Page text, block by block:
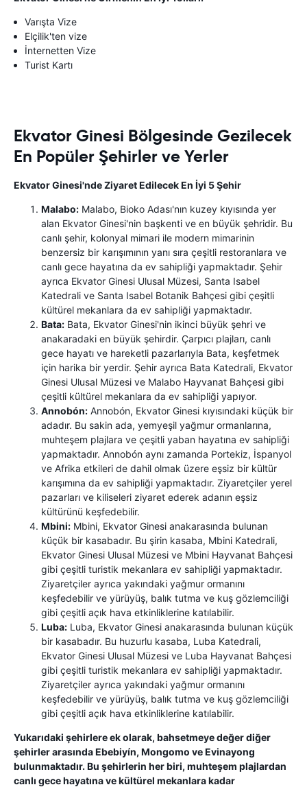
Varışta Vize
Elçilik'ten vize
İnternetten Vize
Turist Kartı
Ekvator Ginesi Bölgesinde Gezilecek
En Popüler Şehirler ve Yerler
Ekvator Ginesi'nde Ziyaret Edilecek En İyi 5 Şehir
Malabo: Malabo, Bioko Adası'nın kuzey kıyısında yer
alan Ekvator Ginesi'nin başkenti ve en büyük şehridir. Bu
canlı şehir, kolonyal mimari ile modern mimarinin
benzersiz bir karışımının yanı sıra çeşitli restoranlara ve
canlı gece hayatına da ev sahipliği yapmaktadır. Şehir
ayrıca Ekvator Ginesi Ulusal Müzesi, Santa Isabel
Katedrali ve Santa Isabel Botanik Bahçesi gibi çeşitli
kültürel mekanlara da ev sahipliği yapmaktadır.
Bata: Bata, Ekvator Ginesi'nin ikinci büyük şehri ve
anakaradaki en büyük şehirdir. Çarpıcı plajları, canlı
gece hayatı ve hareketli pazarlarıyla Bata, keşfetmek
için harika bir yerdir. Şehir ayrıca Bata Katedrali, Ekvator
Ginesi Ulusal Müzesi ve Malabo Hayvanat Bahçesi gibi
çeşitli kültürel mekanlara da ev sahipliği yapıyor.
Annobón: Annobón, Ekvator Ginesi kıyısındaki küçük bir
adadır. Bu sakin ada, yemyeşil yağmur ormanlarına,
muhteşem plajlara ve çeşitli yaban hayatına ev sahipliği
yapmaktadır. Annobón aynı zamanda Portekiz, İspanyol
ve Afrika etkileri de dahil olmak üzere eşsiz bir kültür
karışımına da ev sahipliği yapmaktadır. Ziyaretçiler yerel
pazarları ve kiliseleri ziyaret ederek adanın eşsiz
kültürünü keşfedebilir.
Mbini: Mbini, Ekvator Ginesi anakarasında bulunan
küçük bir kasabadır. Bu şirin kasaba, Mbini Katedrali,
Ekvator Ginesi Ulusal Müzesi ve Mbini Hayvanat Bahçesi
gibi çeşitli turistik mekanlara ev sahipliği yapmaktadır.
Ziyaretçiler ayrıca yakındaki yağmur ormanını
keşfedebilir ve yürüyüş, balık tutma ve kuş gözlemciliği
gibi çeşitli açık hava etkinliklerine katılabilir.
Luba: Luba, Ekvator Ginesi anakarasında bulunan küçük
bir kasabadır. Bu huzurlu kasaba, Luba Katedrali,
Ekvator Ginesi Ulusal Müzesi ve Luba Hayvanat Bahçesi
gibi çeşitli turistik mekanlara ev sahipliği yapmaktadır.
Ziyaretçiler ayrıca yakındaki yağmur ormanını
keşfedebilir ve yürüyüş, balık tutma ve kuş gözlemciliği
gibi çeşitli açık hava etkinliklerine katılabilir.
Yukarıdaki şehirlere ek olarak, bahsetmeye değer diğer
şehirler arasında Ebebiyín, Mongomo ve Evinayong
bulunmaktadır. Bu şehirlerin her biri, muhteşem plajlardan
canlı gece hayatına ve kültürel mekanlara kadar